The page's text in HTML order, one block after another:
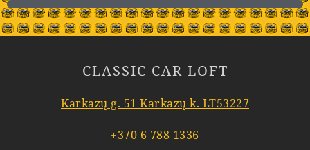
CLASSIC CAR LOFT
Karkazų g. 51 Karkazų k. LT53227
+370 6 788 1336